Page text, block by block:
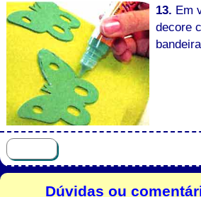
13. Em
decore
Dúvidas ou